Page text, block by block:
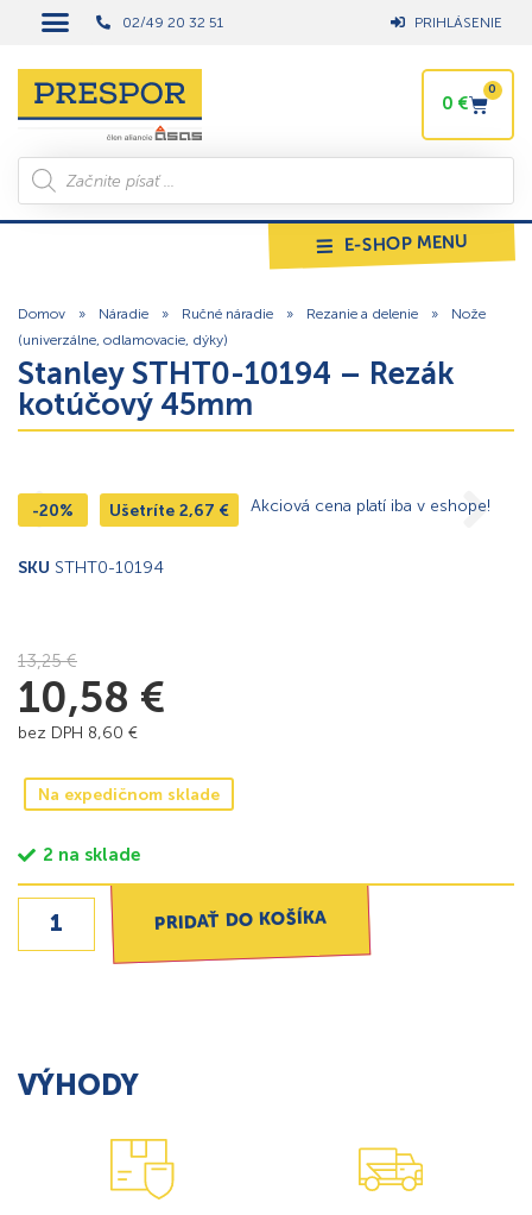
02/49 20 32 51 PRIHLÁSENIE
0 €
0
E-SHOP MENU
Domov » Náradie » Ručné náradie » Rezanie a delenie »
Nože
(univerzálne, odlamovacie, dýky)
Stanley STHT0-10194 – Rezák
kotúčový 45mm
-20% Ušetríte 2,67 € Akciová cena platí iba v eshope!
SKU STHT0-10194
13,25€
10,58 €
bez DPH 8,60 €
Na expedičnom sklade
2 na sklade
PRIDAŤ DO KOŠÍKA
VÝHODY